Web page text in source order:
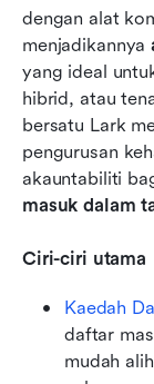
dengan alat
menjadikannya
yang ideal
hibrid, atau
bersatu Lark
pengurusan
akauntabiliti
masuk dalam
Ciri-ciri utama
Kaedah
daftar
mudah